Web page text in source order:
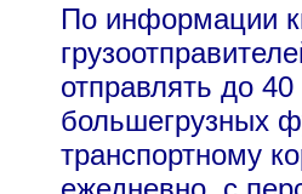
По информации
отправлять до 40
большегрузных
транспортному